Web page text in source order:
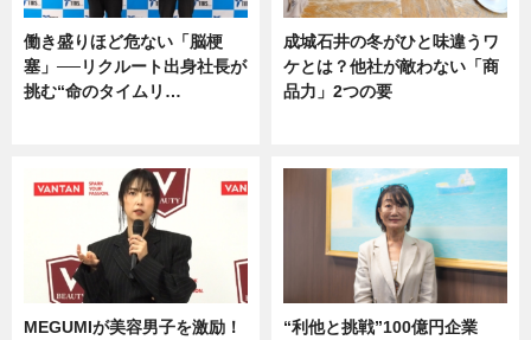
働き盛りほど危ない「脳梗
塞」──リクルート出身社長が
挑む“命のタイムリ…
成城石井の冬がひと味違うワ
ケとは？他社が敵わない「商
品力」2つの要
MEGUMIが美容男子を激励！
“利他と挑戦”100億円企業